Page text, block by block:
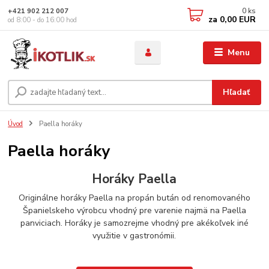
Menu
Hľadať
+421 902 212 007
od 8:00 - do 16:00 hod
0 ks
za 0,00 EUR
Úvod Paella horáky
Paella horáky
Horáky Paella
Originálne horáky Paella na propán bután od renomovaného
Španielskeho výrobcu vhodný pre varenie najmä na Paella
panviciach. Horáky je samozrejme vhodný pre akékoľvek iné
využitie v gastronómii.